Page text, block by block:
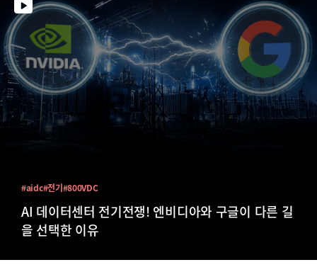
AI 데이터센터 전기전쟁! 엔비디아와 구글이 다른 길
을 선택한 이유
#aidc#전기#800VDC